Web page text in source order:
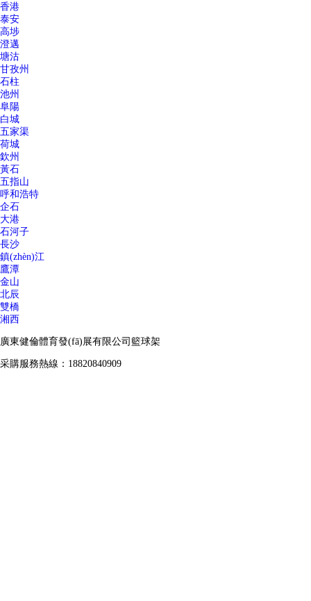
香港
泰安
高埗
澄邁
塘沽
甘孜州
石柱
池州
阜陽
白城
五家渠
荷城
欽州
黃石
五指山
呼和浩特
企石
大港
石河子
長沙
鎮(zhèn)江
鷹潭
金山
北辰
雙橋
湘西
廣東健倫體育發(fā)展有限公司籃球架
采購服務熱線：18820840909